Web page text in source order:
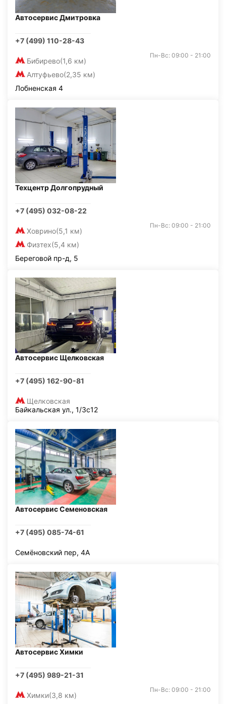
Автосервис Дмитровка
+7 (499) 110-28-43
Бибирево(1,6 км)
Алтуфьево(2,35 км)
Пн-Вс: 09:00 - 21:00
Лобненская 4
Техцентр Долгопрудный
+7 (495) 032-08-22
Ховрино(5,1 км)
Физтех(5,4 км)
Пн-Вс: 09:00 - 21:00
Береговой пр-д, 5
Автосервис Щелковская
+7 (495) 162-90-81
Щелковская
Байкальская ул., 1/3с12
Автосервис Семеновская
+7 (495) 085-74-61
Семёновский пер, 4А
Автосервис Химки
+7 (495) 989-21-31
Химки(3,8 км)
Пн-Вс: 09:00 - 21:00